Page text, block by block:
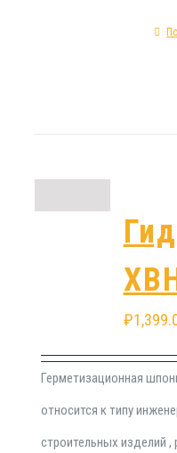
₽
Герметизационная
относится к типу
строительных изделий ,